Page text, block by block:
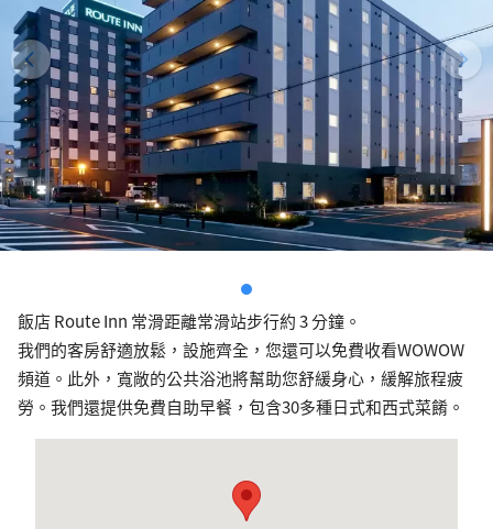
飯店 Route Inn 常滑距離常滑站步行約 3 分鐘。
我們的客房舒適放鬆，設施齊全，您還可以免費收看WOWOW
頻道。此外，寬敞的公共浴池將幫助您舒緩身心，緩解旅程疲
勞。我們還提供免費自助早餐，包含30多種日式和西式菜餚。